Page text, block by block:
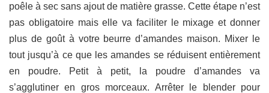
poêle à sec sans ajout de matière grasse. Cette étape n’est
pas obligatoire mais elle va faciliter le mixage et donner
plus de goût à votre beurre d’amandes maison. Mixer le
tout jusqu’à ce que les amandes se réduisent entièrement
en poudre. Petit à petit, la poudre d’amandes va
s’agglutiner en gros morceaux. Arrêter le blender pour